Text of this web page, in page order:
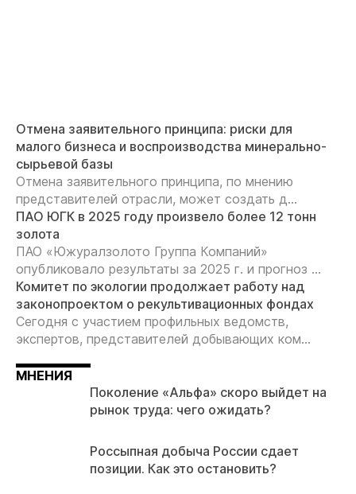
Отмена заявительного принципа: риски для
малого бизнеса и воспроизводства минерально-
сырьевой базы
Отмена заявительного принципа, по мнению
представителей отрасли, может создать д...
ПАО ЮГК в 2025 году произвело более 12 тонн
золота
ПАО «Южуралзолото Группа Компаний»
опубликовало результаты за 2025 г. и прогноз ...
Комитет по экологии продолжает работу над
законопроектом о рекультивационных фондах
Сегодня с участием профильных ведомств,
экспертов, представителей добывающих ком...
МНЕНИЯ
Поколение «Альфа» скоро выйдет на
рынок труда: чего ожидать?
Россыпная добыча России сдает
позиции. Как это остановить?